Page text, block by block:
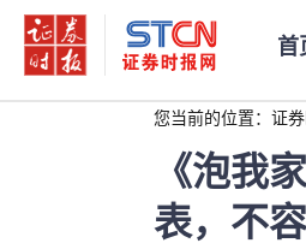
首
您当前的位置： 证
《泡我
表，不容